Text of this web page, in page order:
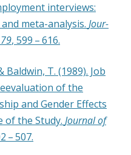
inter­views:
meta-ana­ly­sis. Jour­
79, 599 – 616.
Bald­win, T. (1989). Job
of the
and Gen­der Effects
of the Stu­dy. Jour­nal of
– 507.